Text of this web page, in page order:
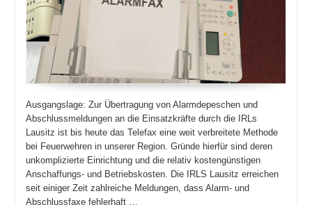
Ausgangslage: Zur Übertragung von Alarmdepeschen und
Abschlussmeldungen an die Einsatzkräfte durch die IRLs
Lausitz ist bis heute das Telefax eine weit verbreitete Methode
bei Feuerwehren in unserer Region. Gründe hierfür sind deren
unkomplizierte Einrichtung und die relativ kostengünstigen
Anschaffungs- und Betriebskosten. Die IRLS Lausitz erreichen
seit einiger Zeit zahlreiche Meldungen, dass Alarm- und
Abschlussfaxe fehlerhaft …